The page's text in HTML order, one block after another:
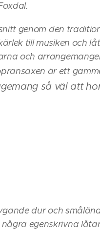
genom den
till musiken och
och
är ett
så väl att
dur och
egenskrivna